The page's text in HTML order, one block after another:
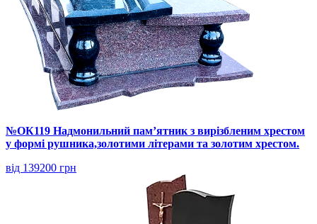
№ОК119 Надмонильний пам’ятник з вирізбленим хрестом
у формі рушника,золотими літерами та золотим хрестом.
від 139200 грн